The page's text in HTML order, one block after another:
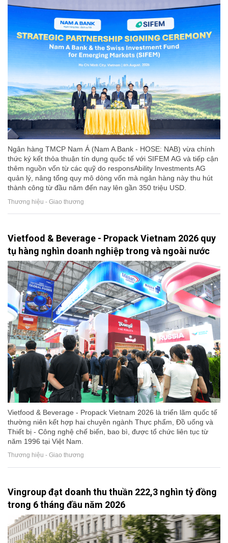
Ngân hàng TMCP Nam Á (Nam A Bank - HOSE: NAB) vừa chính
thức ký kết thỏa thuận tín dụng quốc tế với SIFEM AG và tiếp cận
thêm nguồn vốn từ các quỹ do responsAbility Investments AG
quản lý, nâng tổng quy mô dòng vốn mà ngân hàng này thu hút
thành công từ đầu năm đến nay lên gần 350 triệu USD.
Thương hiệu - Giao thương
Vietfood & Beverage - Propack Vietnam 2026 quy
tụ hàng nghìn doanh nghiệp trong và ngoài nước
Vietfood & Beverage - Propack Vietnam 2026 là triển lãm quốc tế
thường niên kết hợp hai chuyên ngành Thực phẩm, Đồ uống và
Thiết bị - Công nghệ chế biến, bao bì, được tổ chức liên tục từ
năm 1996 tại Việt Nam.
Thương hiệu - Giao thương
Vingroup đạt doanh thu thuần 222,3 nghìn tỷ đồng
trong 6 tháng đầu năm 2026